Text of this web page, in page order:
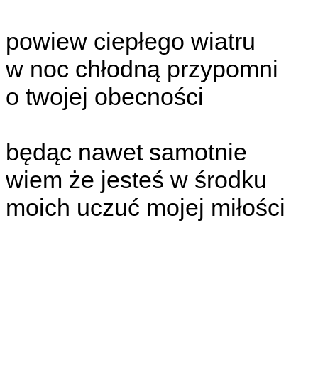
powiew ciepłego wiatru
w noc chłodną przypomni
o twojej obecności
będąc nawet samotnie
wiem że jesteś w środku
moich uczuć mojej miłości